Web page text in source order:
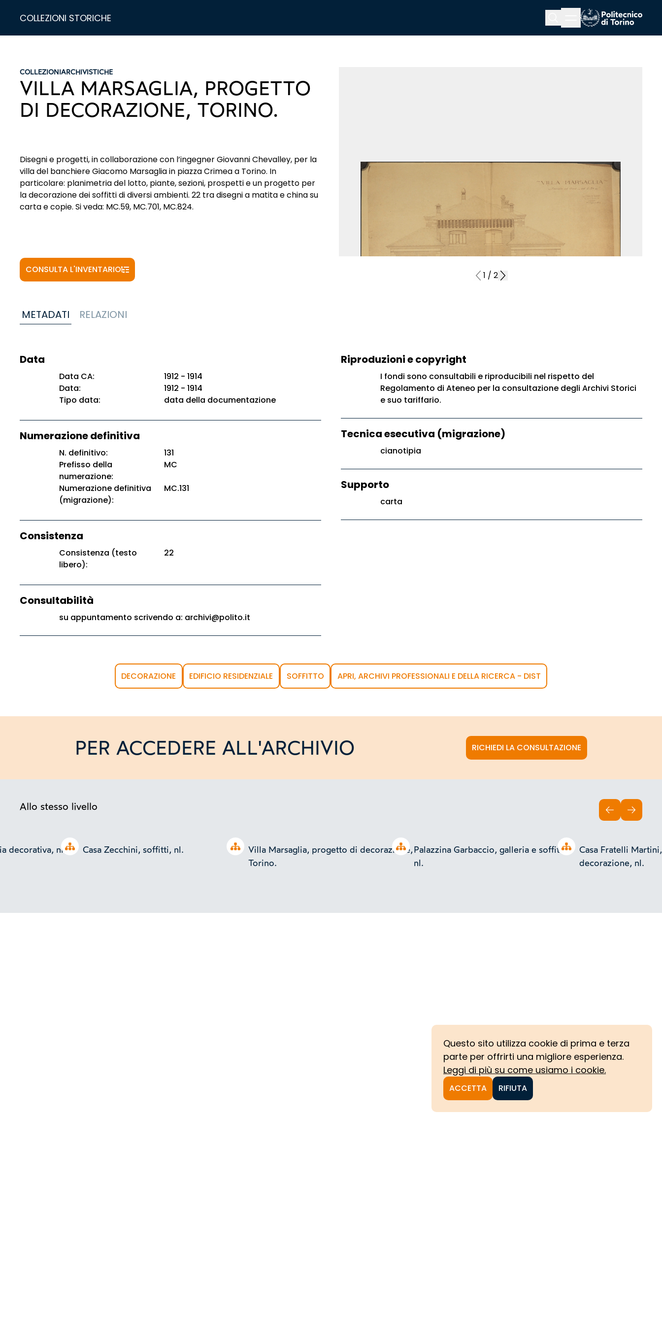
Questo sito utilizza cookie di prima e terza
parte per offrirti una migliore esperienza.
Leggi di più su come usiamo i cookie.
ACCETTA RIFIUTA
COLLEZIONI STORICHE
Menu button
COLLEZIONIARCHIVISTICHE
VILLA MARSAGLIA, PROGETTO
DI DECORAZIONE, TORINO.
Disegni e progetti, in collaborazione con l’ingegner Giovanni Chevalley, per la
villa del banchiere Giacomo Marsaglia in piazza Crimea a Torino. In
particolare: planimetria del lotto, piante, sezioni, prospetti e un progetto per
la decorazione dei soffitti di diversi ambienti. 22 tra disegni a matita e china su
carta e copie. Si veda: MC.59, MC.701, MC.824.
CONSULTA L'INVENTARIO
1 / 2
METADATI RELAZIONI
Data
Data CA:
1912 - 1914
Data:
1912 - 1914
Tipo data:
data della documentazione
Numerazione definitiva
N. definitivo:
131
Prefisso della
numerazione:
MC
Numerazione definitiva
(migrazione):
MC.131
Consistenza
Consistenza (testo
libero):
22
Consultabilità
su appuntamento scrivendo a: archivi@polito.it
Riproduzioni e copyright
I fondi sono consultabili e riproducibili nel rispetto del
Regolamento di Ateneo per la consultazione degli Archivi Storici
e suo tariffario.
Tecnica esecutiva (migrazione)
cianotipia
Supporto
carta
DECORAZIONE EDIFICIO RESIDENZIALE SOFFITTO APRI, ARCHIVI PROFESSIONALI E DELLA RICERCA - DIST
PER ACCEDERE ALL'ARCHIVIO RICHIEDI LA CONSULTAZIONE
Allo stesso livello
Open tree
decorativa, nl. Open tree
Casa Zecchini, soffitti, nl. Open tree
Villa Marsaglia, progetto di decorazione,
Torino.
Open tree
Palazzina Garbaccio, galleria e soffitto,
nl.
Casa Fratelli
decorazione, nl.
INDIETROAVANTI